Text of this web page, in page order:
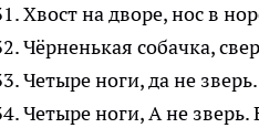
Хвост на дворе, нос в
Чёрненькая собачка,
Четыре ноги, да не
Четыре ноги, А не зверь.